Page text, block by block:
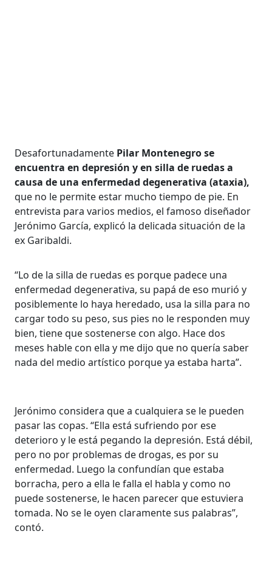
Desafortunadamente Pilar Montenegro se
encuentra en depresión y en silla de ruedas a
causa de una enfermedad degenerativa (ataxia),
que no le permite estar mucho tiempo de pie. En
entrevista para varios medios, el famoso diseñador
Jerónimo García, explicó la delicada situación de la
ex Garibaldi.
“Lo de la silla de ruedas es porque padece una
enfermedad degenerativa, su papá de eso murió y
posiblemente lo haya heredado, usa la silla para no
cargar todo su peso, sus pies no le responden muy
bien, tiene que sostenerse con algo. Hace dos
meses hable con ella y me dijo que no quería saber
nada del medio artístico porque ya estaba harta”.
Jerónimo considera que a cualquiera se le pueden
pasar las copas. “Ella está sufriendo por ese
deterioro y le está pegando la depresión. Está débil,
pero no por problemas de drogas, es por su
enfermedad. Luego la confundían que estaba
borracha, pero a ella le falla el habla y como no
puede sostenerse, le hacen parecer que estuviera
tomada. No se le oyen claramente sus palabras”,
contó.